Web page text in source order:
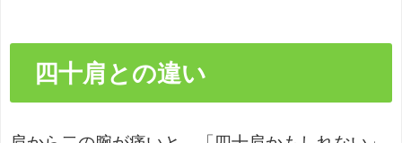
四十肩との違い